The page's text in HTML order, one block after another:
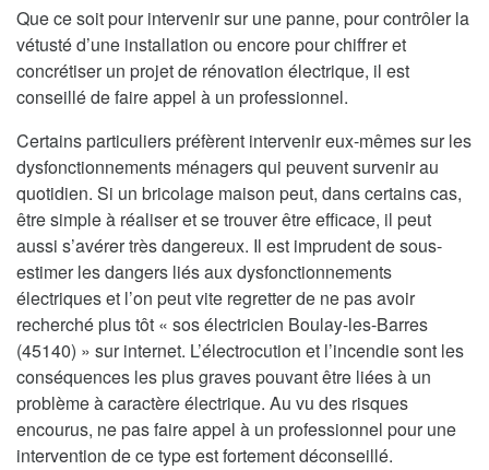
Que ce soit pour intervenir sur une panne, pour contrôler la
vétusté d’une installation ou encore pour chiffrer et
concrétiser un projet de rénovation électrique, il est
conseillé de faire appel à un professionnel.
Certains particuliers préfèrent intervenir eux-mêmes sur les
dysfonctionnements ménagers qui peuvent survenir au
quotidien. Si un bricolage maison peut, dans certains cas,
être simple à réaliser et se trouver être efficace, il peut
aussi s’avérer très dangereux. Il est imprudent de sous-
estimer les dangers liés aux dysfonctionnements
électriques et l’on peut vite regretter de ne pas avoir
recherché plus tôt « sos électricien Boulay-les-Barres
(45140) » sur internet. L’électrocution et l’incendie sont les
conséquences les plus graves pouvant être liées à un
problème à caractère électrique. Au vu des risques
encourus, ne pas faire appel à un professionnel pour une
intervention de ce type est fortement déconseillé.